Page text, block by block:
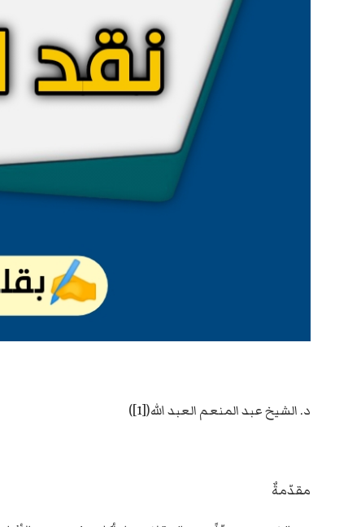
د. الشيخ عبد المنعم العبد الله([1])
مقدّمةٌ